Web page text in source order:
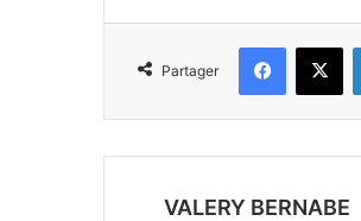
Partager
Facebook
X
VALERY BERNABE